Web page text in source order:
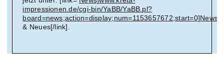
impressionen.de/cgi-bin/YaBB/YaBB.pl?
board=news;action=display;num=1153657672;start=0]News
& Neues[/link].